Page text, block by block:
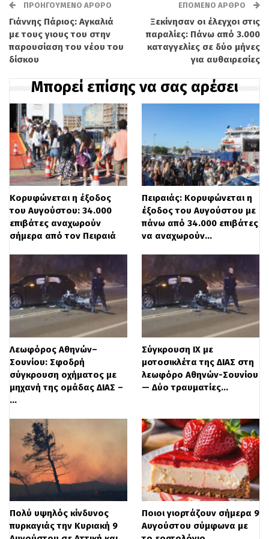
https://www.facebook.com/atzabos
ΔιαβάστεΕΔΩπερισσότερες ειδήσεις
ΠΡΟΗΓΟΎΜΕΝΟ ΆΡΘΡΟ
Γιάννης Πάριος: Αγκαλιά
με τους γιους του στην
παρουσίαση του νέου του
δίσκου
ΕΠΌΜΕΝΟ ΆΡΘΡΟ
Ξεκίνησαν οι έλεγχοι στις
παραλίες: Πάνω από 3.000
καταγγελίες σε δύο μήνες
για αυθαιρεσίες
Μπορεί επίσης να σας αρέσει
Κορυφώνεται η έξοδος
του Αυγούστου: 34.000
επιβάτες αναχωρούν
σήμερα από τον Πειραιά
Πειραιάς: Κορυφώνεται η
έξοδος του Αυγούστου με
πάνω από 34.000 επιβάτες
να αναχωρούν…
Λεωφόρος Αθηνών–
Σουνίου: Σφοδρή
σύγκρουση οχήματος με
μηχανή της ομάδας ΔΙΑΣ –
…
Σύγκρουση ΙΧ με
μοτοσικλέτα της ΔΙΑΣ στη
λεωφόρο Αθηνών-Σουνίου
— Δύο τραυματίες…
Πολύ υψηλός κίνδυνος
πυρκαγιάς την Κυριακή 9
Ποιοι γιορτάζουν σήμερα 9
Αυγούστου σύμφωνα με